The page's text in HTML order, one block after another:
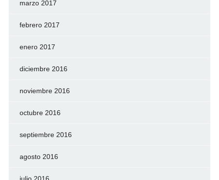
marzo 2017
febrero 2017
enero 2017
diciembre 2016
noviembre 2016
octubre 2016
septiembre 2016
agosto 2016